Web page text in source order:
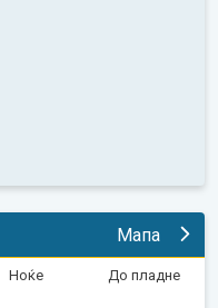
Мапа
Ноќе До пладне